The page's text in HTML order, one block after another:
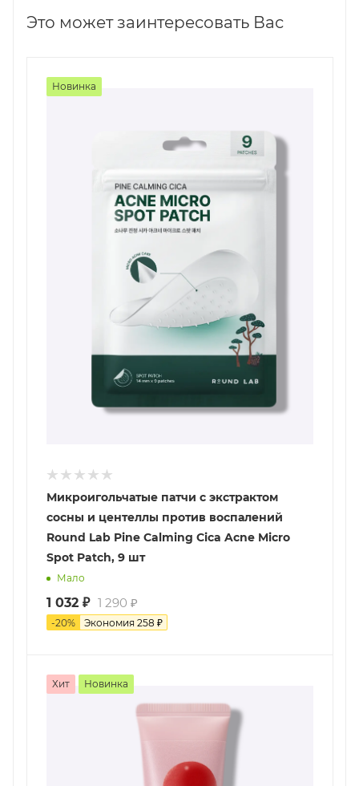
Это может заинтересовать Вас
Новинка
Микроигольчатые патчи с экстрактом
сосны и центеллы против воспалений
Round Lab Pine Calming Cica Acne Micro
Spot Patch, 9 шт
Мало
1 032 ₽ 1 290 ₽
-20% Экономия 258 ₽
Хит Новинка